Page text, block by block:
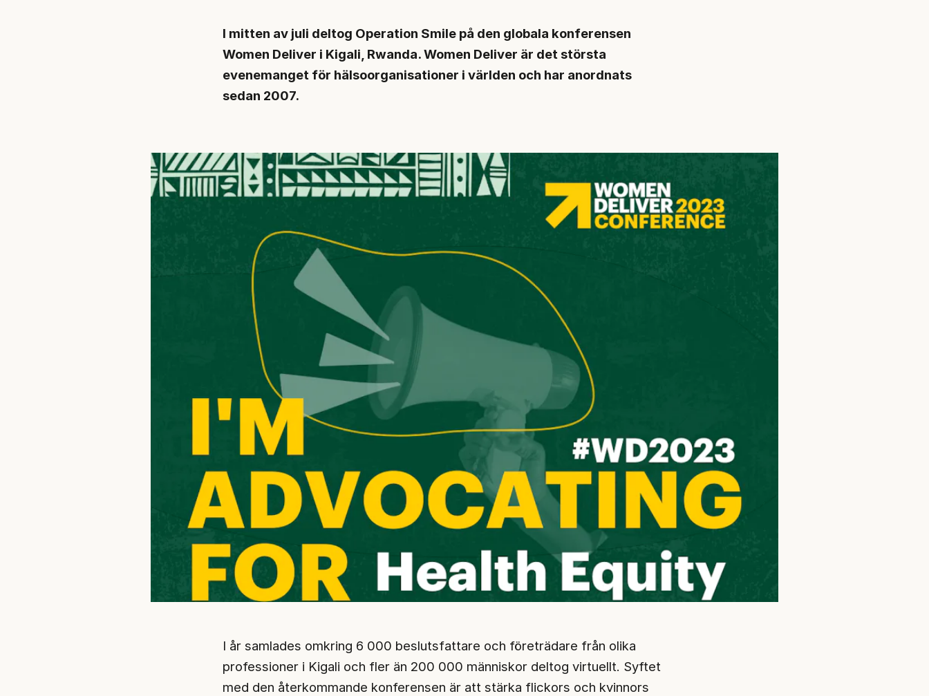
I mitten av juli deltog Operation Smile på den globala konferensen
Women Deliver i Kigali, Rwanda. Women Deliver är det största
evenemanget för hälsoorganisationer i världen och har anordnats
sedan 2007.
I år samlades omkring 6 000 beslutsfattare och företrädare från olika
professioner i Kigali och fler än 200 000 människor deltog virtuellt. Syftet
med den återkommande konferensen är att stärka flickors och kvinnors